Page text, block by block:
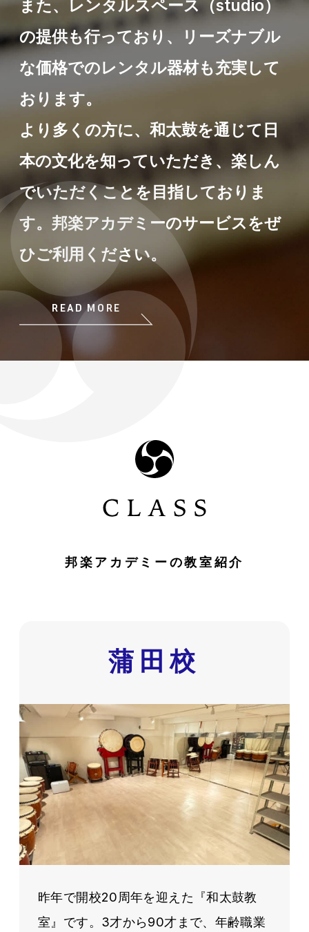
また、レンタルスペース（studio）
の提供も行っており、リーズナブル
な価格でのレンタル器材も充実して
おります。
より多くの方に、和太鼓を通じて日
本の文化を知っていただき、楽しん
でいただくことを目指しておりま
す。邦楽アカデミーのサービスをぜ
ひご利用ください。
READ MORE
邦楽アカデミーの教室紹介
蒲田校
昨年で開校20周年を迎えた『和太鼓教
室』です。3才から90才まで、年齢職業